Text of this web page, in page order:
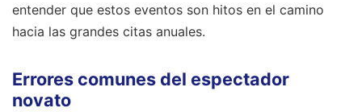
entender que estos eventos son hitos en el camino
hacia las grandes citas anuales.
Errores comunes del espectador
novato